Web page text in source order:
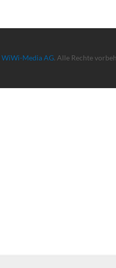
WiWi-Media AG. Alle Rechte